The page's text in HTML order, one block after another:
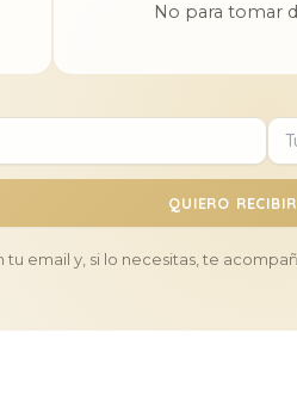
No para tomar
QUIERO
tu email y, si lo necesitas, te